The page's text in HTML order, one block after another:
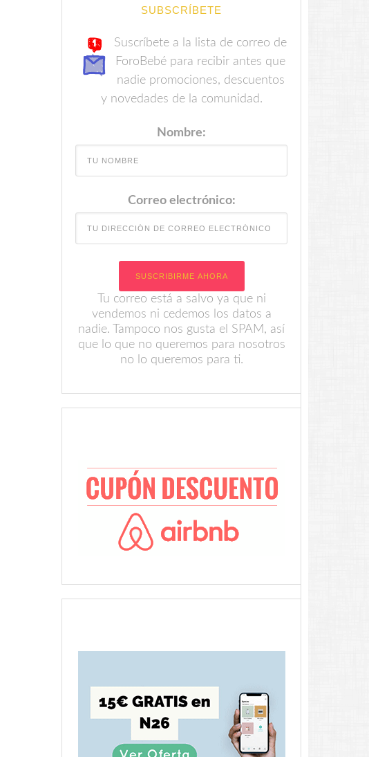
SUBSCRÍBETE
Suscríbete a la lista de correo de
ForoBebé para recibir antes que
nadie promociones, descuentos
y novedades de la comunidad.
Nombre:
Correo electrónico:
Tu correo está a salvo ya que ni
vendemos ni cedemos los datos a
nadie. Tampoco nos gusta el SPAM, así
que lo que no queremos para nosotros
no lo queremos para ti.